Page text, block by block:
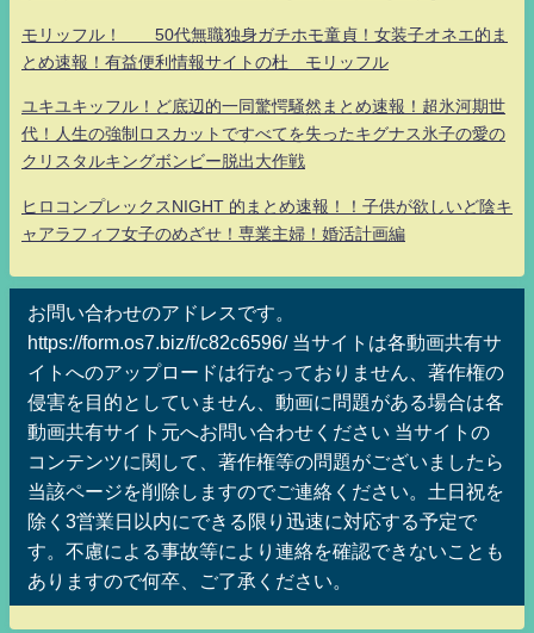
モリッフル！ 50代無職独身ガチホモ童貞！女装子オネエ的ま
とめ速報！有益便利情報サイトの杜 モリッフル
ユキユキッフル！ど底辺的一同驚愕騒然まとめ速報！超氷河期世
代！人生の強制ロスカットですべてを失ったキグナス氷子の愛の
クリスタルキングボンビー脱出大作戦
ヒロコンプレックスNIGHT 的まとめ速報！！子供が欲しいど陰キ
ャアラフィフ女子のめざせ！専業主婦！婚活計画編
お問い合わせのアドレスです。
https://form.os7.biz/f/c82c6596/ 当サイトは各動画共有サ
イトへのアップロードは行なっておりません、著作権の
侵害を目的としていません、動画に問題がある場合は各
動画共有サイト元へお問い合わせください 当サイトの
コンテンツに関して、著作権等の問題がございましたら
当該ページを削除しますのでご連絡ください。土日祝を
除く3営業日以内にできる限り迅速に対応する予定で
す。不慮による事故等により連絡を確認できないことも
ありますので何卒、ご了承ください。